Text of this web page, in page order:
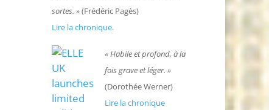
sortes. »(Frédéric Pagès)
Lire la chronique.
« Habile et profond, à la
fois grave et léger. »
(Dorothée Werner)
Lire la chronique